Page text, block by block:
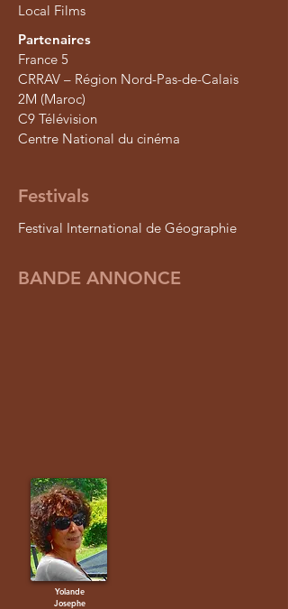
Local Films
Partenaires
France 5
CRRAV – Région Nord-Pas-de-Calais
2M (Maroc)
C9 Télévision
Centre National du cinéma
Festivals
Festival International de Géographie
BANDE ANNONCE
Yolande
Josephe